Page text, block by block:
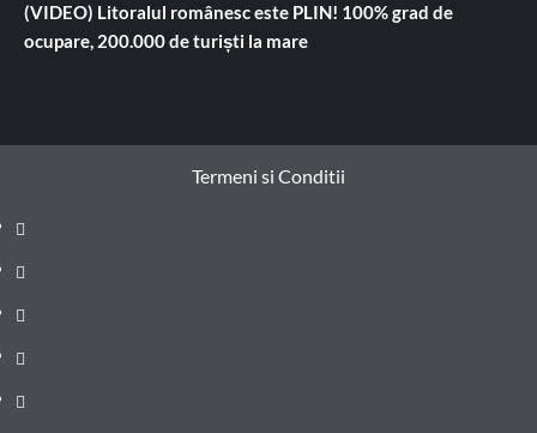
(VIDEO) Litoralul românesc este PLIN! 100% grad de
ocupare, 200.000 de turiști la mare
Termeni si Conditii
Prima
pagină
Știri
de
ultima
Administrație
locală
Actualitate
Justiție